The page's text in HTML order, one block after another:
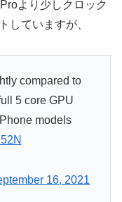
より少しクロック
していますが、
compared to
5 core GPU
models
16, 2021